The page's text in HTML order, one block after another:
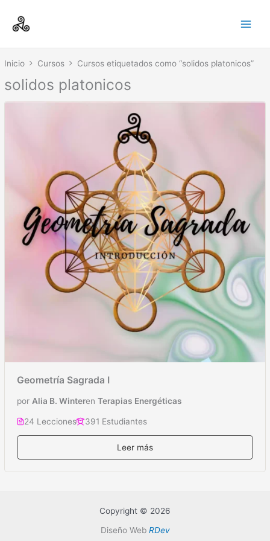
contenido
Inicio Cursos Cursos etiquetados como “solidos platonicos”
solidos platonicos
Geometría Sagrada I
por Alia B. Winteren Terapias Energéticas
24 Lecciones 391 Estudiantes
Leer más
Copyright © 2026
Diseño Web RDev